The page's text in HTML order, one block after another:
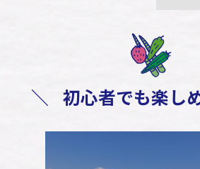
＼ 初心者でも楽し